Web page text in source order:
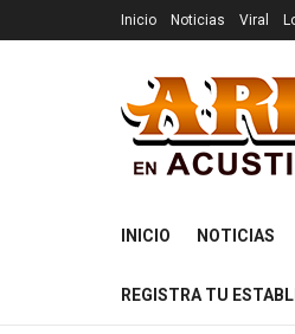
Inicio Noticias Viral
INICIO NOTICIAS
REGISTRA TU